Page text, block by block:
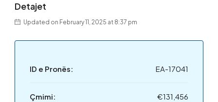
Detajet
Updated on February 11, 2025 at 8:37 pm
ID e Pronës: EA-17041
Çmimi: €131,456